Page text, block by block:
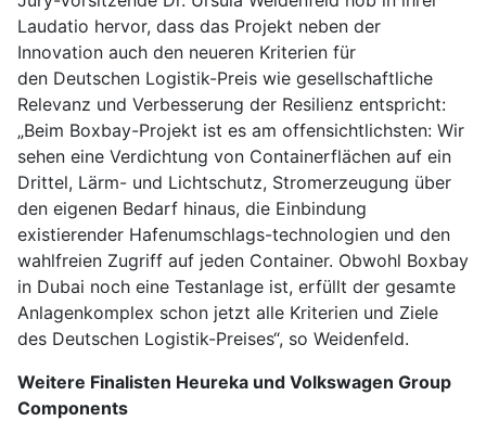
Laudatio hervor, dass das Projekt neben der
Innovation auch den neueren Kriterien für
den Deutschen Logistik-Preis wie gesellschaftliche
Relevanz und Verbesserung der Resilienz entspricht:
„Beim Boxbay-Projekt ist es am offensichtlichsten: Wir
sehen eine Verdichtung von Containerflächen auf ein
Drittel, Lärm- und Lichtschutz, Stromerzeugung über
den eigenen Bedarf hinaus, die Einbindung
existierender Hafenumschlags-technologien und den
wahlfreien Zugriff auf jeden Container. Obwohl Boxbay
in Dubai noch eine Testanlage ist, erfüllt der gesamte
Anlagenkomplex schon jetzt alle Kriterien und Ziele
des Deutschen Logistik-Preises“, so Weidenfeld.
Weitere Finalisten Heureka und Volkswagen Group
Components